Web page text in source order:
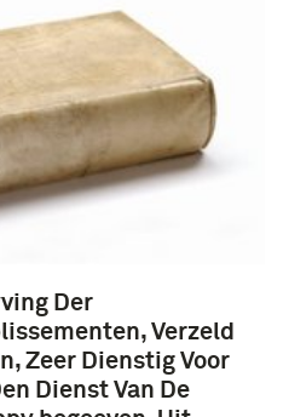
Der
Verzeld
Zeer Dienstig Voor
Dienst Van De